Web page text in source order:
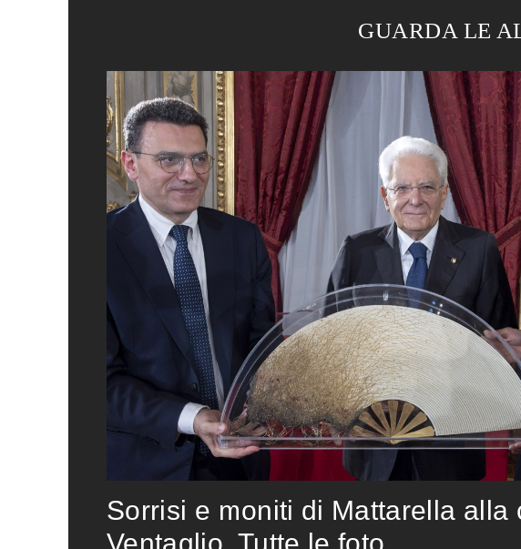
GUARDA LE
Sorrisi e moniti di Mattarella alla
Ventaglio. Tutte le foto